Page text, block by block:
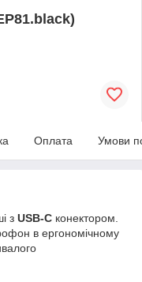
Оплата Умови
з USB-C конектором.
в ергономічному